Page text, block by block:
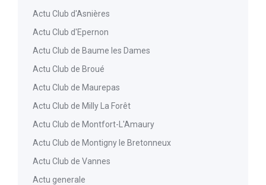
Actu Club d'Asnières
Actu Club d'Epernon
Actu Club de Baume les Dames
Actu Club de Broué
Actu Club de Maurepas
Actu Club de Milly La Forêt
Actu Club de Montfort-L'Amaury
Actu Club de Montigny le Bretonneux
Actu Club de Vannes
Actu generale